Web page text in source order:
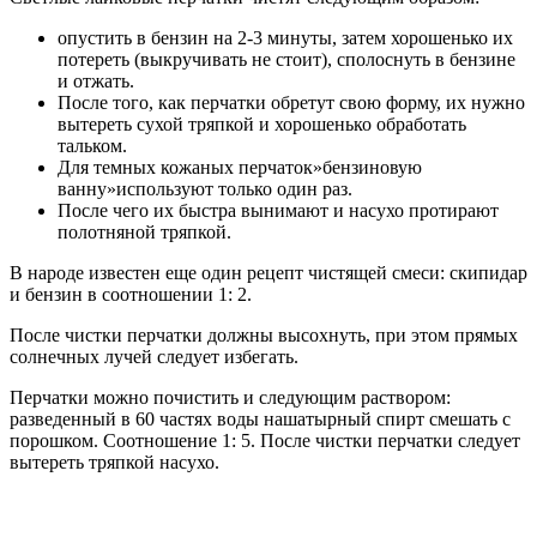
опустить в бензин на 2-3 минуты, затем хорошенько их
потереть (выкручивать не стоит), сполоснуть в бензине
и отжать.
После того, как перчатки обретут свою форму, их нужно
вытереть сухой тряпкой и хорошенько обработать
тальком.
Для темных кожаных перчаток»бензиновую
ванну»используют только один раз.
После чего их быстра вынимают и насухо протирают
полотняной тряпкой.
В народе известен еще один рецепт чистящей смеси: скипидар
и бензин в соотношении 1: 2.
После чистки перчатки должны высохнуть, при этом прямых
солнечных лучей следует избегать.
Перчатки можно почистить и следующим раствором:
разведенный в 60 частях воды нашатырный спирт смешать с
порошком. Соотношение 1: 5. После чистки перчатки следует
вытереть тряпкой насухо.